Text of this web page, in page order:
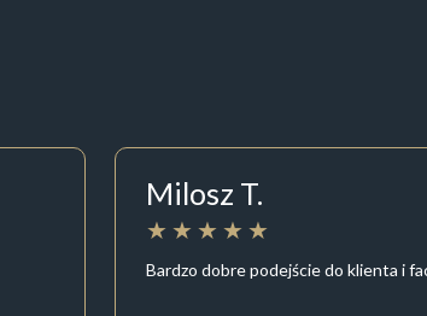
Milosz T.
Bardzo dobre podejście do klienta i